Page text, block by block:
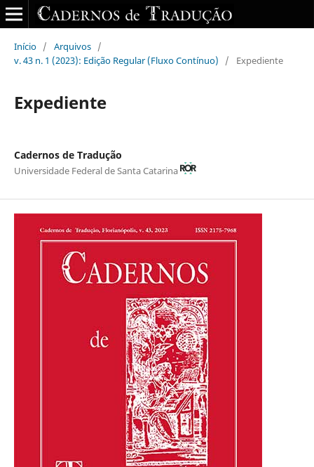
Início / Arquivos /
v. 43 n. 1 (2023): Edição Regular (Fluxo Contínuo)
/ Expediente
Expediente
Cadernos de Tradução
Universidade Federal de Santa Catarina